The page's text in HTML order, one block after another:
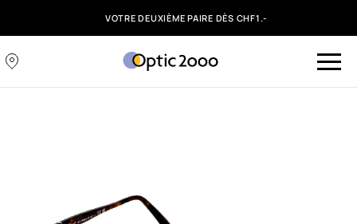
VOTRE DEUXIÈME PAIRE DÈS CHF1.-